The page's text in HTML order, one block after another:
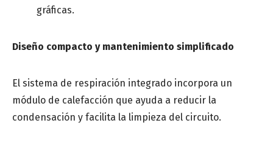
gráficas.
Diseño compacto y mantenimiento simplificado
El sistema de respiración integrado incorpora un
módulo de calefacción que ayuda a reducir la
condensación y facilita la limpieza del circuito.